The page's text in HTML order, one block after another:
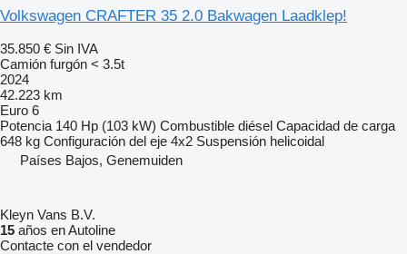
Volkswagen CRAFTER 35 2.0 Bakwagen Laadklep!
35.850 € Sin IVA
Camión furgón < 3.5t
2024
42.223 km
Euro 6
Potencia 140 Hp (103 kW) Combustible diésel Capacidad de carga
648 kg Configuración del eje 4x2 Suspensión helicoidal
Países Bajos, Genemuiden
Kleyn Vans B.V.
15 años en Autoline
Contacte con el vendedor